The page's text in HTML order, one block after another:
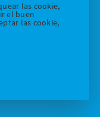
las cookie,
el buen
las cookie,